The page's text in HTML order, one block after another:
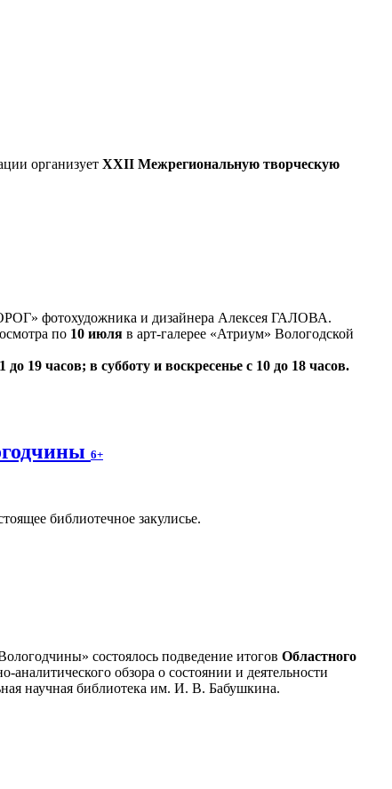
организует XXII Межрегиональную творческую
фотохудожника и дизайнера Алексея ГАЛОВА.
по 10 июля в арт-галерее «Атриум» Вологодской
до 19 часов; в субботу и воскресенье с 10 до 18 часов.
6+
библиотечное закулисье.
состоялось подведение итогов Областного
обзора о состоянии и деятельности
научная библиотека им. И. В. Бабушкина.